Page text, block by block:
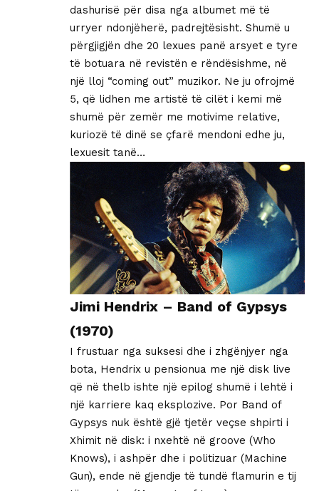
dashurisë për disa nga albumet më të
urryer ndonjëherë, padrejtësisht. Shumë u
përgjigjën dhe 20 lexues panë arsyet e tyre
të botuara në revistën e rëndësishme, në
një lloj “coming out” muzikor. Ne ju ofrojmë
5, që lidhen me artistë të cilët i kemi më
shumë për zemër me motivime relative,
kuriozë të dinë se çfarë mendoni edhe ju,
lexuesit tanë…
Jimi Hendrix – Band of Gypsys
(1970)
I frustuar nga suksesi dhe i zhgënjyer nga
bota, Hendrix u pensionua me një disk live
që në thelb ishte një epilog shumë i lehtë i
një karriere kaq eksplozive. Por Band of
Gypsys nuk është gjë tjetër veçse shpirti i
Xhimit në disk: i nxehtë në groove (Who
Knows), i ashpër dhe i politizuar (Machine
Gun), ende në gjendje të tundë flamurin e tij